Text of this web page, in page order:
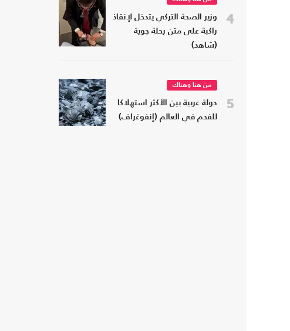
4
وزير الصحة التركي يتدخل لإنقاذ
راكبة على متن رحلة جوية
(شاهد)
5
من هنا وهناك
دولة عربية بين الأكثر استهلاكا
للفحم في العالم (إنفوغراف)